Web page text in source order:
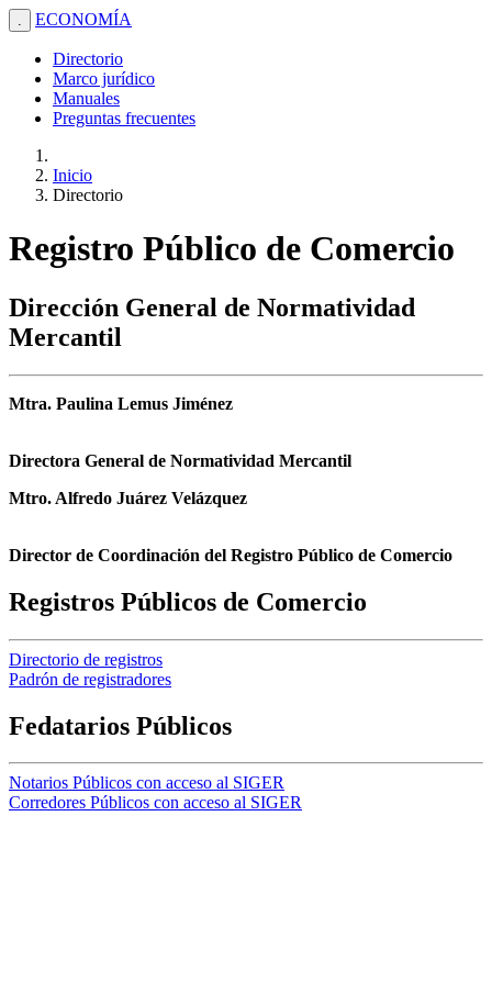
. ECONOMÍA
Directorio
Marco jurídico
Manuales
Preguntas frecuentes
Inicio
Directorio
Registro Público de Comercio
Dirección General de Normatividad
Mercantil
Mtra. Paulina Lemus Jiménez
Directora General de Normatividad Mercantil
Mtro. Alfredo Juárez Velázquez
Director de Coordinación del Registro Público de Comercio
Registros Públicos de Comercio
Directorio de registros
Padrón de registradores
Fedatarios Públicos
Notarios Públicos con acceso al SIGER
Corredores Públicos con acceso al SIGER